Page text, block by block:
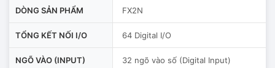
DÒNG SẢN PHẨM FX2N
TỔNG KẾT NỐI I/O 64 Digital I/O
NGÕ VÀO (INPUT) 32 ngõ vào số (Digital Input)